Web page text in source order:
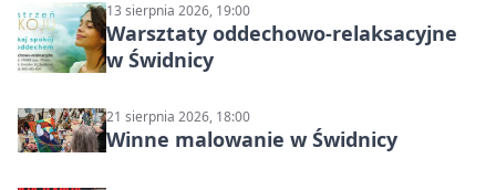
13 sierpnia 2026, 19:00
Warsztaty oddechowo-relaksacyjne
w Świdnicy
21 sierpnia 2026, 18:00
Winne malowanie w Świdnicy